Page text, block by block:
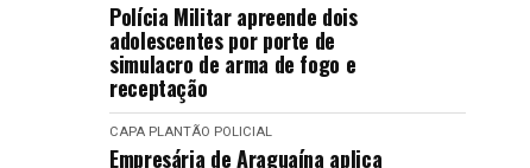
Polícia Militar apreende dois
adolescentes por porte de
simulacro de arma de fogo e
receptação
CAPA PLANTÃO POLICIAL
Empresária de Araguaína aplica